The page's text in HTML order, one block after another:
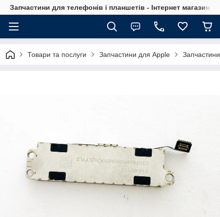
Запчастини для телефонів і планшетів - Інтернет магазин
Товари та послуги Запчастини для Apple